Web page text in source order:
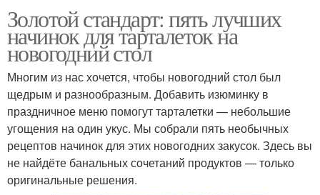
Золотой стандарт: пять лучших
начинок для тарталеток на
новогодний стол
Многим из нас хочется, чтобы новогодний стол был
щедрым и разнообразным. Добавить изюминку в
праздничное меню помогут тарталетки — небольшие
угощения на один укус. Мы собрали пять необычных
рецептов начинок для этих новогодних закусок. Здесь вы
не найдёте банальных сочетаний продуктов — только
оригинальные решения.